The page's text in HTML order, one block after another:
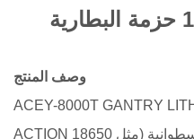
وصف المنتج
ACEY-8000T GANTRY
ACTION تستخدم لبطاريات الليثيوم الأسطوانية (مثل 18650